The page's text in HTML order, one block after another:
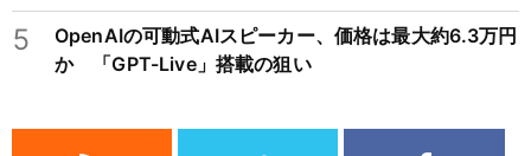
5
OpenAIの可動式AIスピーカー、価格は最大約6.3万円
か 「GPT-Live」搭載の狙い